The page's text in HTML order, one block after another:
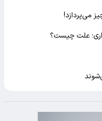
می‌پردازد!
علت چیست؟